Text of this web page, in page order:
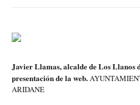
Javier Llamas, alcalde de Los Llanos
presentación de la web.
ARIDANE